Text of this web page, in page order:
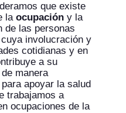
que existe
la ocupación y la
de las personas
involucración y
cotidianas y en
a su
manera
apoyar la salud
trabajamos a
ocupaciones de la